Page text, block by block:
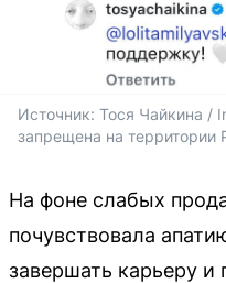
Источник: Тося Чайкина /
запрещена на территории
На фоне слабых
почувствовала
завершать карьеру и